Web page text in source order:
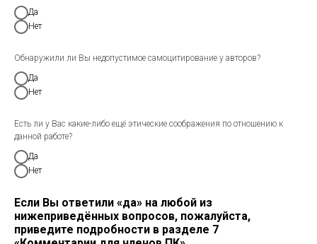
Да
Нет
Обнаружили ли Вы недопустимое самоцитирование у авторов?
Да
Нет
Есть ли у Вас какие-либо ещё этические соображения по отношению к
данной работе?
Да
Нет
Если Вы ответили «да» на любой из
нижеприведённых вопросов, пожалуйста,
приведите подробности в разделе 7